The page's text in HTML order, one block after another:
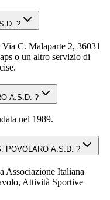
?
C. Malaparte 2, 36031
o un altro servizio di
A.S.D. ?
nel 1989.
POVOLARO A.S.D. ?
Italiana
Attività Sportive